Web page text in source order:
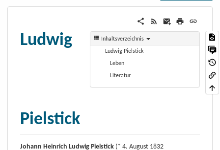
Inhaltsverzeichnis
Ludwig Pielstick
Leben
Literatur
Ludwig
Pielstick
Johann Heinrich Ludwig Pielstick (* 4. August 1832